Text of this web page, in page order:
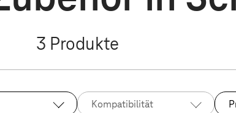
3 Produkte
Kompatibilität